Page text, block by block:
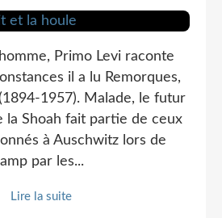
Primo Levi raconte
il a lu Remorques,
1957). Malade, le futur
la Shoah fait partie de ceux
à Auschwitz lors de
par les...
Lire la suite